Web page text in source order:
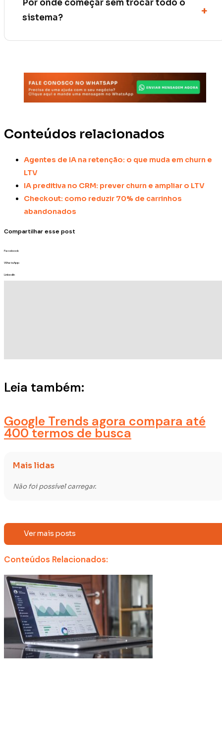
Por onde começar sem trocar todo o
sistema?
Conteúdos relacionados
Agentes de IA na retenção: o que muda em churn e
LTV
IA preditiva no CRM: prever churn e ampliar o LTV
Checkout: como reduzir 70% de carrinhos
abandonados
Compartilhar esse post
Facebook
WhatsApp
LinkedIn
Leia também:
Google Trends agora compara até
400 termos de busca
Mais lidas
Não foi possível carregar.
Ver mais posts
Conteúdos Relacionados: